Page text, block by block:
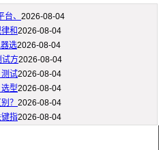
、 2026-08-04
和2026-08-04
选2026-08-04
试方2026-08-04
试2026-08-04
型2026-08-04
？ 2026-08-04
指2026-08-04